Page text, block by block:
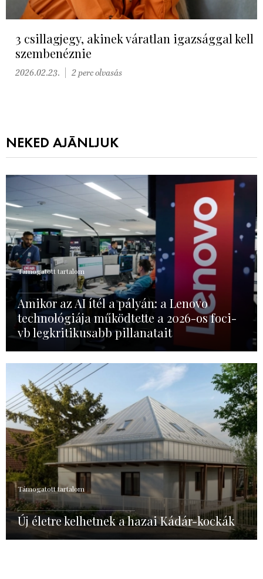
3 csillagjegy, akinek váratlan igazsággal kell
szembenéznie
2026.02.23. 2 perc olvasás
NEKED AJÁNLJUK
Támogatott tartalom
Amikor az AI ítél a pályán: a Lenovo
technológiája működtette a 2026-os foci-
vb legkritikusabb pillanatait
Támogatott tartalom
Új életre kelhetnek a hazai Kádár-kockák